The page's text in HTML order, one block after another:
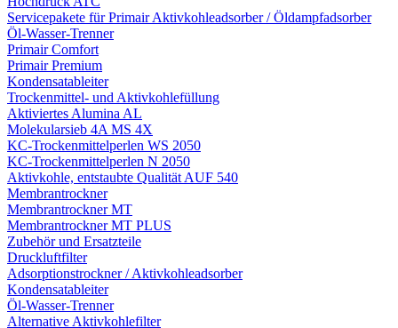
Servicepakete für Primair Aktivkohleadsorber / Öldampfadsorber
Öl-Wasser-Trenner
Primair Comfort
Primair Premium
Kondensatableiter
Trockenmittel- und Aktivkohlefüllung
Aktiviertes Alumina AL
Molekularsieb 4A MS 4X
KC-Trockenmittelperlen WS 2050
KC-Trockenmittelperlen N 2050
Aktivkohle, entstaubte Qualität AUF 540
Membrantrockner
Membrantrockner MT
Membrantrockner MT PLUS
Zubehör und Ersatzteile
Druckluftfilter
Adsorptionstrockner / Aktivkohleadsorber
Kondensatableiter
Öl-Wasser-Trenner
Alternative Aktivkohlefilter